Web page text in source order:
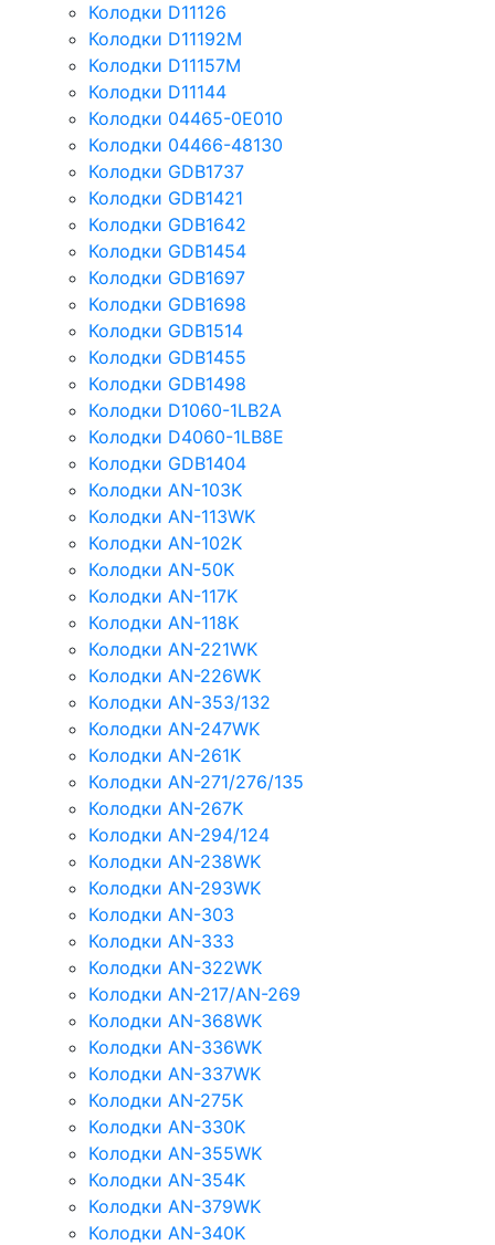
Колодки D11126
Колодки D11192M
Колодки D11157M
Колодки D11144
Колодки 04465-0E010
Колодки 04466-48130
Колодки GDB1737
Колодки GDB1421
Колодки GDB1642
Колодки GDB1454
Колодки GDB1697
Колодки GDB1698
Колодки GDB1514
Колодки GDB1455
Колодки GDB1498
Колодки D1060-1LB2A
Колодки D4060-1LB8E
Колодки GDB1404
Колодки AN-103K
Колодки AN-113WK
Колодки AN-102K
Колодки AN-50K
Колодки AN-117K
Колодки AN-118K
Колодки AN-221WK
Колодки AN-226WK
Колодки AN-353/132
Колодки AN-247WK
Колодки AN-261K
Колодки AN-271/276/135
Колодки AN-267K
Колодки AN-294/124
Колодки AN-238WK
Колодки AN-293WK
Колодки AN-303
Колодки AN-333
Колодки AN-322WK
Колодки AN-217/AN-269
Колодки AN-368WK
Колодки AN-336WK
Колодки AN-337WK
Колодки AN-275K
Колодки AN-330K
Колодки AN-355WK
Колодки AN-354K
Колодки AN-379WK
Колодки AN-340K